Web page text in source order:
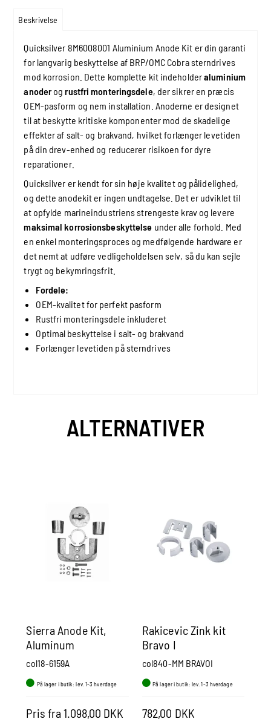
Beskrivelse
Quicksilver 8M6008001 Aluminium Anode Kit er din garanti
for langvarig beskyttelse af BRP/OMC Cobra sterndrives
mod korrosion. Dette komplette kit indeholderaluminium
anoderogrustfri monteringsdele, der sikrer en præcis
OEM-pasform og nem installation. Anoderne er designet
til at beskytte kritiske komponenter mod de skadelige
effekter af salt- og brakvand, hvilket forlænger levetiden
på din drev-enhed og reducerer risikoen for dyre
reparationer.
Quicksilver er kendt for sin høje kvalitet og pålidelighed,
og dette anodekit er ingen undtagelse. Det er udviklet til
at opfylde marineindustriens strengeste krav og levere
maksimal korrosionsbeskyttelse under alle forhold. Med
en enkel monteringsproces og medfølgende hardware er
det nemt at udføre vedligeholdelsen selv, så du kan sejle
trygt og bekymringsfrit.
Fordele:
OEM-kvalitet for perfekt pasform
Rustfri monteringsdele inkluderet
Optimal beskyttelse i salt- og brakvand
Forlænger levetiden på sterndrives
ALTERNATIVER
Sierra Anode Kit,
Aluminum
col18-6159A
På lager i butik: lev. 1-3 hverdage
Pris fra 1.098,00 DKK
Rakicevic Zink kit
Bravo I
col840-MM BRAVOI
På lager i butik: lev. 1-3 hverdage
782,00 DKK